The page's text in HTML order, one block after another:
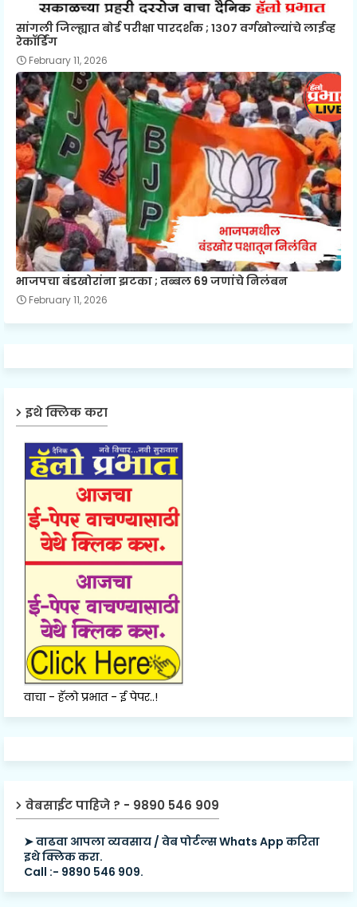
सांगली जिल्ह्यात बोर्ड परीक्षा पारदर्शक ; १३०७ वर्गखोल्यांचे लाईव्ह
रेकॉर्डिंग
February 11, 2026
भाजपचा बंडखोरांना झटका ; तब्बल 69 जणांचे निलंबन
February 11, 2026
इथे क्लिक करा
वाचा - हॅलो प्रभात - ई पेपर..!
वेबसाईट पाहिजे ? - 9890 546 909
➤ वाढवा आपला व्यवसाय / वेब पोर्टल्स Whats App करिता
इथे क्लिक करा.
Call :- 9890 546 909.